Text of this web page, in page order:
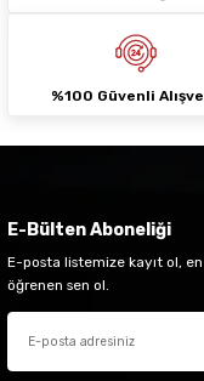
%100 Güvenli
E-Bülten Aboneliği
E-posta listemize kayıt ol,
öğrenen sen ol.